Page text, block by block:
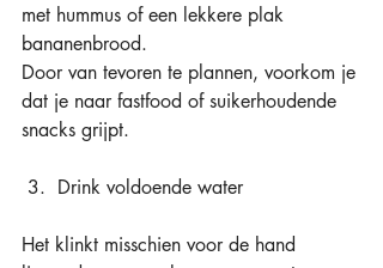
met hummus of een lekkere plak
bananenbrood.
Door van tevoren te plannen, voorkom je
dat je naar fastfood of suikerhoudende
snacks grijpt.
3.  Drink voldoende water
Het klinkt misschien voor de hand